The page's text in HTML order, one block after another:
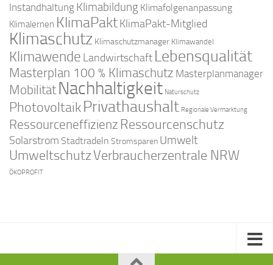
Instandhaltung Klimabildung Klimafolgenanpassung
Klimalernen KlimaPaktKlimaPakt-Mitglied
Klimaschutz Klimaschutzmanager Klimawandel
Klimawende Landwirtschaft Lebensqualität
Masterplan 100 % Klimaschutz Masterplanmanager
Mobilität Nachhaltigkeit Naturschutz
PhotovoltaikPrivathaushalt Regionale Vermarktung
Ressourceneffizienz Ressourcenschutz
Solarstrom Stadtradeln Stromsparen Umwelt
UmweltschutzVerbraucherzentrale NRW
ÖKOPROFIT